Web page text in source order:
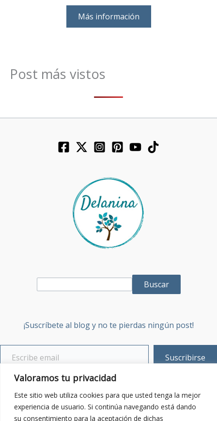
Valoramos tu privacidad
Este sitio web utiliza cookies para que usted tenga la mejor
experiencia de usuario. Si continúa navegando está dando
su consentimiento para la aceptación de dichas
Más información
Post más vistos
Buscar
¡Suscríbete al blog y no te pierdas ningún post!
Suscribirse
Sobre mí
Contacta:Enviar email